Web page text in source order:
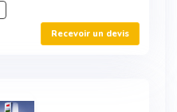
Recevoir un devis